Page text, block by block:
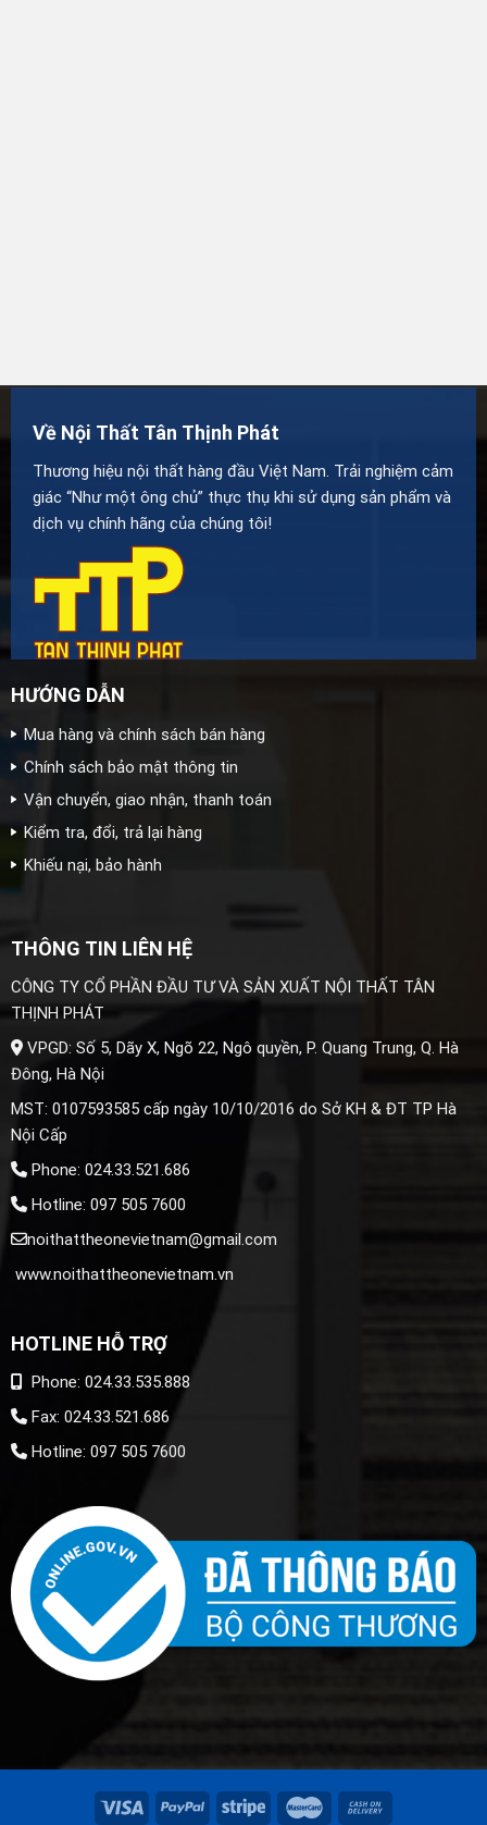
Về Nội Thất Tân Thịnh Phát
Thương hiệu nội thất hàng đầu Việt Nam. Trải nghiệm cảm
giác “Như một ông chủ” thực thụ khi sử dụng sản phẩm và
dịch vụ chính hãng của chúng tôi!
HƯỚNG DẪN
Mua hàng và chính sách bán hàng
Chính sách bảo mật thông tin
Vận chuyển, giao nhận, thanh toán
Kiểm tra, đổi, trả lại hàng
Khiếu nại, bảo hành
THÔNG TIN LIÊN HỆ
CÔNG TY CỔ PHẦN ĐẦU TƯ VÀ SẢN XUẤT NỘI THẤT TÂN
THỊNH PHÁT
VPGD: Số 5, Dãy X, Ngõ 22, Ngô quyền, P. Quang Trung, Q. Hà
Đông, Hà Nội
MST: 0107593585 cấp ngày 10/10/2016 do Sở KH & ĐT TP Hà
Nội Cấp
Phone: 024.33.521.686
Hotline: 097 505 7600
noithattheonevietnam@gmail.com
www.noithattheonevietnam.vn
HOTLINE HỖ TRỢ
Phone: 024.33.535.888
Fax: 024.33.521.686
Hotline: 097 505 7600